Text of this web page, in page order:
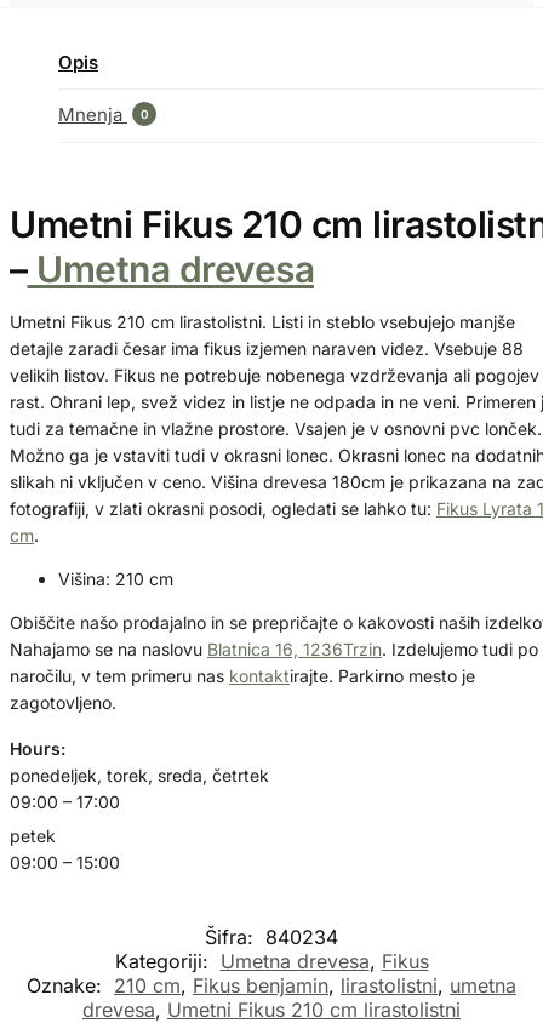
Opis
Mnenja 0
Umetni Fikus 210 cm
–Umetna drevesa
Umetni Fikus 210 cm lirastolistni. Listi in steblo vsebujejo manjše
detajle zaradi česar ima fikus izjemen naraven videz. Vsebuje 88
velikih listov. Fikus ne potrebuje nobenega vzdrževanja ali
rast. Ohrani lep, svež videz in listje ne odpada in ne veni. Primeren
tudi za temačne in vlažne prostore. Vsajen je v osnovni pvc lonček.
Možno ga je vstaviti tudi v okrasni lonec. Okrasni lonec na
slikah ni vključen v ceno. Višina drevesa 180cm je prikazana na
fotografiji, v zlati okrasni posodi, ogledati se lahko tu: Fikus Lyrata
cm.
Višina: 210 cm
Obiščite našo prodajalno in se prepričajte o kakovosti naših
Nahajamo se na naslovu Blatnica 16, 1236Trzin. Izdelujemo tudi po
naročilu, v tem primeru nas kontaktirajte. Parkirno mesto je
zagotovljeno.
Hours:
ponedeljek, torek, sreda, četrtek
09:00 – 17:00
petek
09:00 – 15:00
Šifra: 840234
Kategoriji: Umetna drevesa, Fikus
Oznake: 210 cm, Fikus benjamin, lirastolistni, umetna
drevesa, Umetni Fikus 210 cm lirastolistni